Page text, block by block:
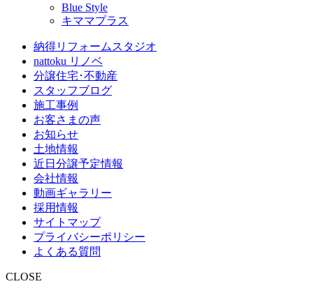
Blue Style
キママプラス
納得リフォームスタジオ
nattoku リノベ
分譲住宅･不動産
スタッフブログ
施工事例
お客さまの声
お知らせ
土地情報
近日分譲予定情報
会社情報
動画ギャラリー
採用情報
サイトマップ
プライバシーポリシー
よくある質問
CLOSE